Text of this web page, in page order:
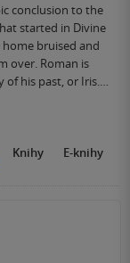
conclusion to the
started in Divine
home bruised and
over. Roman is
his past, or Iris.…
Knihy E-knihy